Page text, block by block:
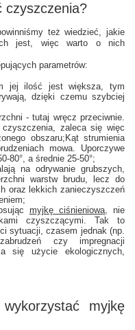
czyszczenia?
też wiedzieć, jakie
jest, więc warto o nich
parametrów:
jej ilość jest większa, tym
dzięki czemu szybciej
- tutaj wręcz przeciwnie.
zaleca się więc
obszaru; Kąt strumienia
mowa. Uporczywe
80°, a średnie 25-50°;
na odrywanie grubszych,
warstw brudu, lecz do
oraz lekkich zanieczyszczeń
myjkę ciśnieniową, nie
czyszczącymi. Tak to
sytuacji, czasem jednak (np.
czy impregnacji
się użycie ekologicznych,
myjkę